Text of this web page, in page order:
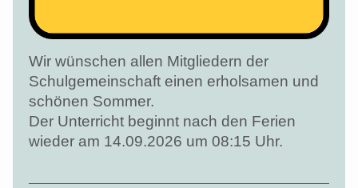
Wir wünschen allen Mitgliedern der
Schulgemeinschaft einen erholsamen und
schönen Sommer.
Der Unterricht beginnt nach den Ferien
wieder am 14.09.2026 um 08:15 Uhr.